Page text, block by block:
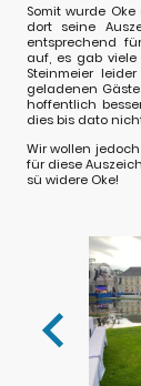
Somit wurde
dort seine
entsprechend
auf, es gab viele
Steinmeier
geladenen
hoffentlich
dies bis dato
Wir wollen
für diese
sü widere Oke!